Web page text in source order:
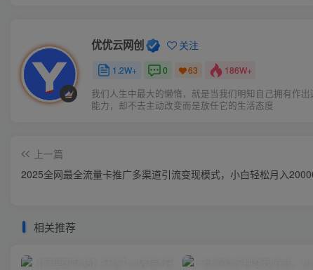
优优云网创 关注
1.2W+ 0 63 186W+
我们人生中最大的懒惰，就是当我们明知自己拥有作出
能力，却不去主动改变而是放任它的生活态度
上一篇
2025全网最全流量卡推广多渠道引流变现模式，小白轻松月入
相关推荐